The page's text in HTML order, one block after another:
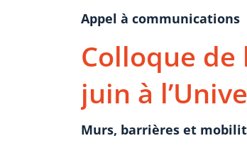
Appel à communications
Colloque de
juin à
Murs, barrières et